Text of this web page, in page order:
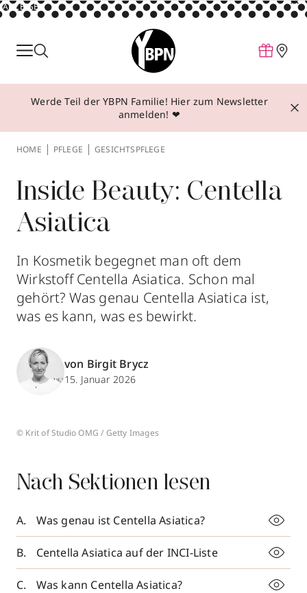
ANZEIGE
Parfum
Make-up
Behandlungen
Über YBPN
Aktionen
Storefinder
Werde Teil der YBPN Familie! Hier zum Newsletter
anmelden! ❤
HOME PFLEGE GESICHTSPFLEGE
Inside Beauty: Centella
Asiatica
In Kosmetik begegnet man oft dem
Wirkstoff Centella Asiatica. Schon mal
gehört? Was genau Centella Asiatica ist,
was es kann, was es bewirkt.
von Birgit Brycz
15. Januar 2026
© Krit of Studio OMG / Getty Images
Nach Sektionen lesen
Was genau ist Centella Asiatica?
Centella Asiatica auf der INCI-Liste
Was kann Centella Asiatica?